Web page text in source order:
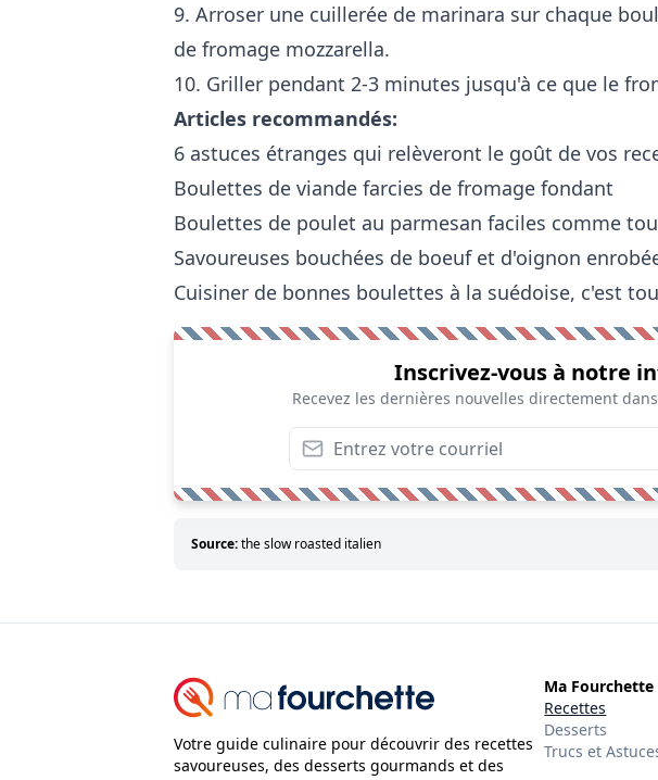
9. Arroser une cuillerée de marinara sur chaque
de fromage mozzarella.
10. Griller pendant 2-3 minutes jusqu'à ce que le
Articles recommandés:
6 astuces étranges qui relèveront le goût de vos
Boulettes de viande farcies de fromage fondant
Boulettes de poulet au parmesan faciles comme
Savoureuses bouchées de boeuf et d'oignon
Cuisiner de bonnes boulettes à la suédoise, c'est
Inscrivez-vous à notre
Recevez les dernières nouvelles directement
Source:the slow roasted italien
Votre guide culinaire pour découvrir des recettes
savoureuses, des desserts gourmands et des
Ma Fourchette
Recettes
Desserts
Trucs et